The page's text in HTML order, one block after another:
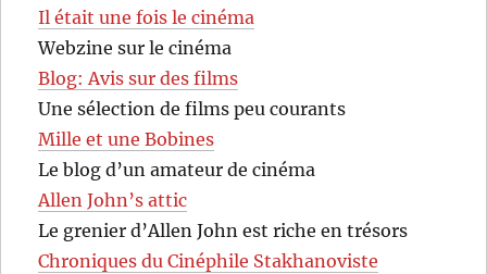
Il était une fois le cinéma
Webzine sur le cinéma
Blog: Avis sur des films
Une sélection de films peu courants
Mille et une Bobines
Le blog d’un amateur de cinéma
Allen John’s attic
Le grenier d’Allen John est riche en trésors
Chroniques du Cinéphile Stakhanoviste